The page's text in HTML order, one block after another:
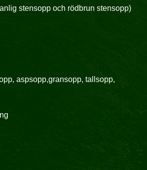
stensopp och rödbrun stensopp)
aspsopp,gransopp, tallsopp,